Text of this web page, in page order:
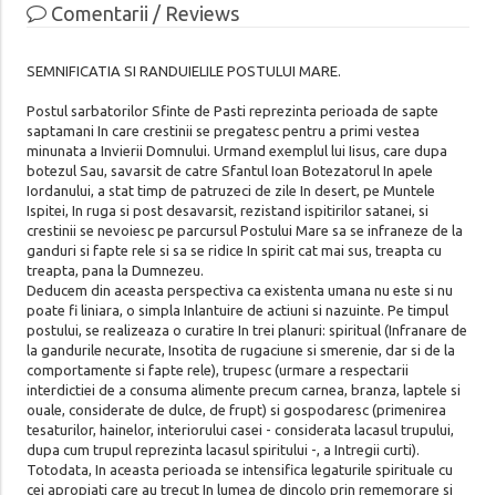
Comentarii / Reviews
SEMNIFICATIA SI RANDUIELILE POSTULUI MARE.
Postul sarbatorilor Sfinte de Pasti reprezinta perioada de sapte
saptamani In care crestinii se pregatesc pentru a primi vestea
minunata a Invierii Domnului. Urmand exemplul lui Iisus, care dupa
botezul Sau, savarsit de catre Sfantul Ioan Botezatorul In apele
Iordanului, a stat timp de patruzeci de zile In desert, pe Muntele
Ispitei, In ruga si post desavarsit, rezistand ispitirilor satanei, si
crestinii se nevoiesc pe parcursul Postului Mare sa se infraneze de la
ganduri si fapte rele si sa se ridice In spirit cat mai sus, treapta cu
treapta, pana la Dumnezeu.
Deducem din aceasta perspectiva ca existenta umana nu este si nu
poate fi liniara, o simpla Inlantuire de actiuni si nazuinte. Pe timpul
postului, se realizeaza o curatire In trei planuri: spiritual (Infranare de
la gandurile necurate, Insotita de rugaciune si smerenie, dar si de la
comportamente si fapte rele), trupesc (urmare a respectarii
interdictiei de a consuma alimente precum carnea, branza, laptele si
ouale, considerate de dulce, de frupt) si gospodaresc (primenirea
tesaturilor, hainelor, interiorului casei - considerata lacasul trupului,
dupa cum trupul reprezinta lacasul spiritului -, a Intregii curti).
Totodata, In aceasta perioada se intensifica legaturile spirituale cu
cei apropiati care au trecut In lumea de dincolo prin rememorare si